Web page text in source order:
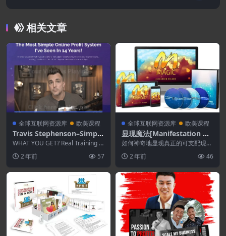
相关文章
全球互联网资源库 欧美课程
Travis Stephenson–Simple
Profit System
WHAT YOU GET? Real Training E
2 年前 57
全球互联网资源库 欧美课程
显现魔法[Manifestation Ma
gic]
如何神奇地显现真正的可支配现
源...2 年前 46